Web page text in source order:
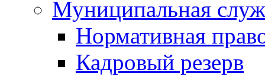
Муниципальная
Нормативная
Кадровый резерв